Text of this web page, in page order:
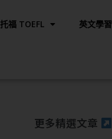
托福 TOEFL 英文學習
更多精選文章